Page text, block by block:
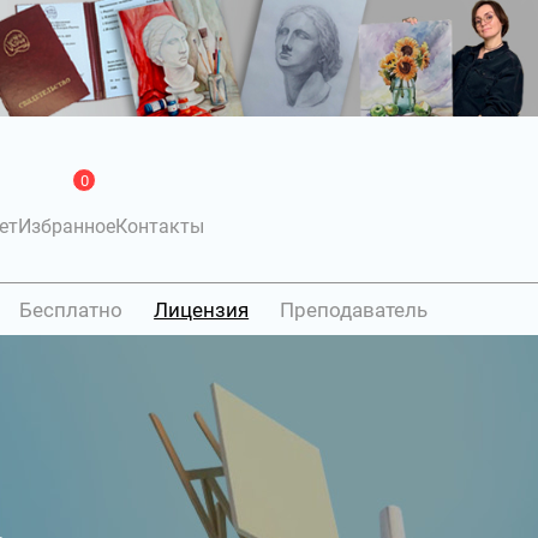
Избранное
0
Контакты
Бесплатно Лицензия Преподаватель